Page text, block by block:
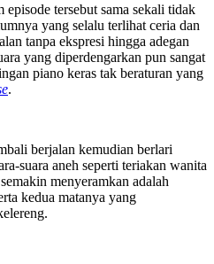
tersebut sama sekali tidak
yang selalu terlihat ceria dan
tanpa ekspresi hingga adegan
yang diperdengarkan pun sangat
piano keras tak beraturan yang
.
berjalan kemudian berlari
suara aneh seperti teriakan wanita
menyeramkan adalah
kedua matanya yang